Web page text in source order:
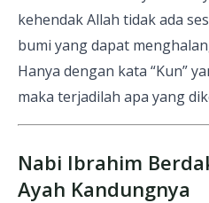
kehendak Allah tidak ada
bumi yang dapat
Hanya dengan kata “Kun”
maka terjadilah apa yang
Nabi Ibrahim
Ayah Kandungnya